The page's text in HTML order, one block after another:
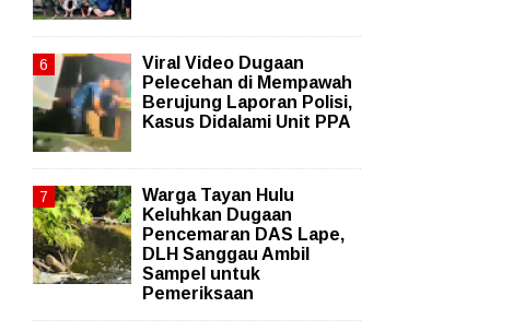
Viral Video Dugaan
Pelecehan di Mempawah
Berujung Laporan Polisi,
Kasus Didalami Unit PPA
Warga Tayan Hulu
Keluhkan Dugaan
Pencemaran DAS Lape,
DLH Sanggau Ambil
Sampel untuk
Pemeriksaan